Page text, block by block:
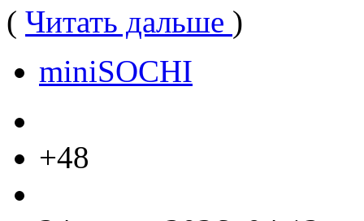
( Читать дальше )
miniSOCHI
+48